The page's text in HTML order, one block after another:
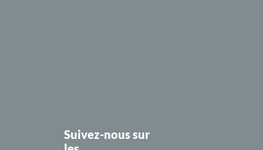
Suivez-nous sur